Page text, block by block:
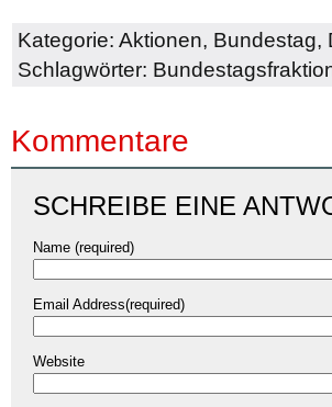
Kategorie: Aktionen, Bundestag,
Schlagwörter:
Kommentare
SCHREIBE EINE
Name (required)
Email Address(required)
Website